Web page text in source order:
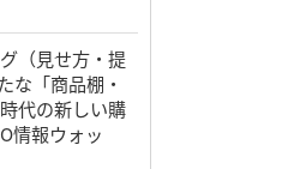
（見せ方・提
な「商品棚・
代の新しい購
情報ウォッ